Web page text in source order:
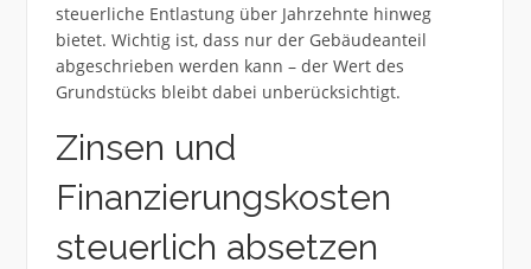
steuerliche Entlastung über Jahrzehnte hinweg
bietet. Wichtig ist, dass nur der Gebäudeanteil
abgeschrieben werden kann – der Wert des
Grundstücks bleibt dabei unberücksichtigt.
Zinsen und
Finanzierungskosten
steuerlich absetzen